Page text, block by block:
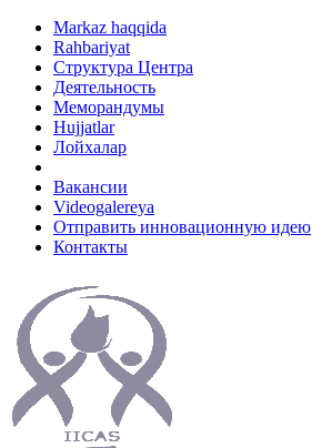
Markaz haqqida
Rahbariyat
Структура Центра
Деятельность
Меморандумы
Hujjatlar
Лойхалар
Вакансии
Videogalereya
Отправить инновационную идею
Контакты